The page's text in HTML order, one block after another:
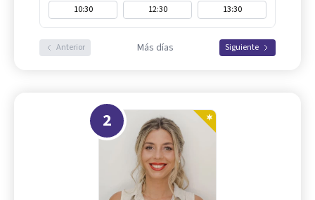
10:30 12:30 13:30
Anterior Más días Siguiente
2